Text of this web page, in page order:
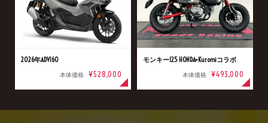
2026年ADV160
本体価格 ¥528,000
モンキー125 HONDA×Kuromiコラボ
本体価格 ¥493,000